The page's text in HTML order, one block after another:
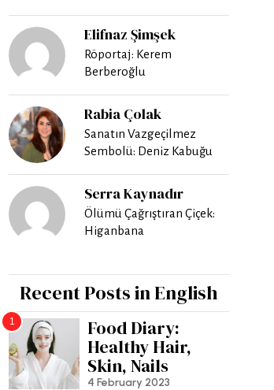
Elifnaz Şimşek
Röportaj: Kerem
Berberoğlu
Rabia Çolak
Sanatın Vazgeçilmez
Sembolü: Deniz Kabuğu
Serra Kaynadır
Ölümü Çağrıştıran Çiçek:
Higanbana
Recent Posts in English
1
Food Diary:
Healthy Hair,
Skin, Nails
4 February 2023